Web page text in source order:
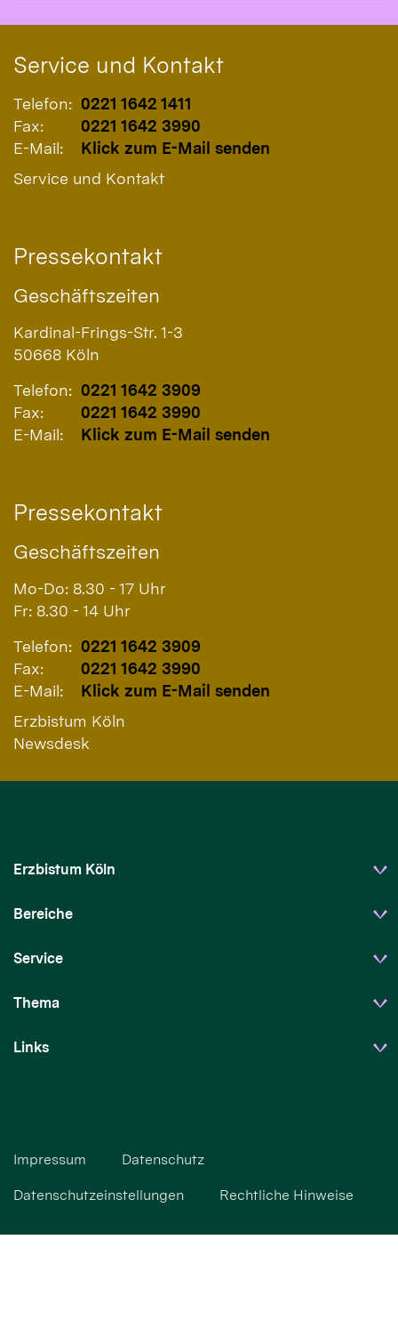
Service und Kontakt
Telefon: 0221 1642 1411
Fax:
0221 1642 3990
E-Mail:
Klick zum E-Mail senden
Service und Kontakt
Pressekontakt
Geschäftszeiten
Kardinal-Frings-Str. 1-3
50668 Köln
Telefon: 0221 1642 3909
Fax:
0221 1642 3990
E-Mail:
Klick zum E-Mail senden
Pressekontakt
Geschäftszeiten
Mo-Do: 8.30 - 17 Uhr
Fr: 8.30 - 14 Uhr
Telefon: 0221 1642 3909
Fax:
0221 1642 3990
E-Mail:
Klick zum E-Mail senden
Erzbistum Köln
Newsdesk
Erzbistum Köln
Bereiche
Service
Thema
Links
Impressum Datenschutz
Datenschutzeinstellungen Rechtliche Hinweise